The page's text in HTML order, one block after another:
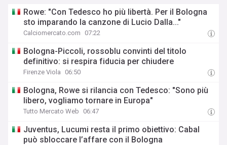
Rowe: "Con Tedesco ho più libertà. Per il Bologna
sto imparando la canzone di Lucio Dalla..."
Calciomercato.com 07:22
Bologna-Piccoli, rossoblu convinti del titolo
definitivo: si respira fiducia per chiudere
Firenze Viola 06:50
Bologna, Rowe si rilancia con Tedesco: "Sono più
libero, vogliamo tornare in Europa"
Tutto Mercato Web 06:47
Juventus, Lucumi resta il primo obiettivo: Cabal
può sbloccare l’affare con il Bologna